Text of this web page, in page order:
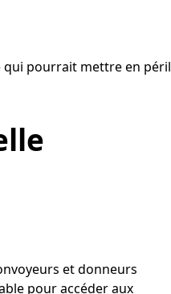
qui pourrait mettre en péril
et donneurs
pour accéder aux